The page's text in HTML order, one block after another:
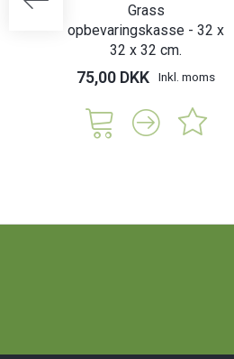
Grass
opbevaringskasse - 32 x
32 x 32 cm.
75,00 DKK Inkl. moms